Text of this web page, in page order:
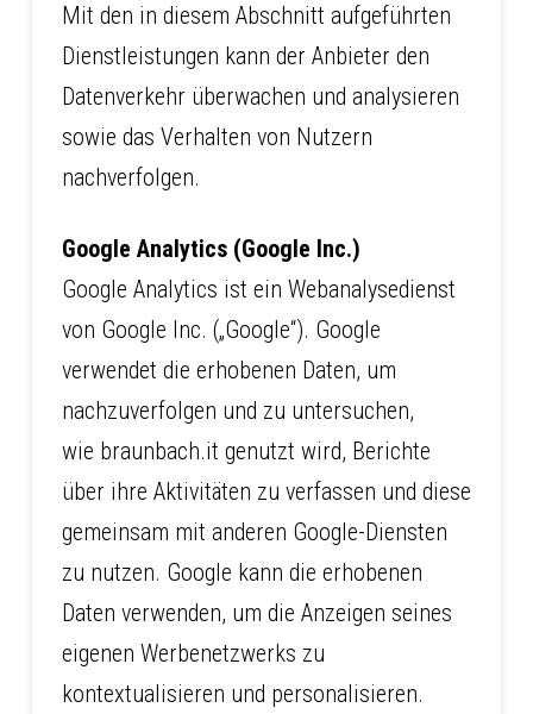
Mit den in diesem Abschnitt aufgeführten
Dienstleistungen kann der Anbieter den
Datenverkehr überwachen und analysieren
sowie das Verhalten von Nutzern
nachverfolgen.
Google Analytics (Google Inc.)
Google Analytics ist ein Webanalysedienst
von Google Inc. („Google“). Google
verwendet die erhobenen Daten, um
nachzuverfolgen und zu untersuchen,
wie braunbach.it genutzt wird, Berichte
über ihre Aktivitäten zu verfassen und diese
gemeinsam mit anderen Google-Diensten
zu nutzen. Google kann die erhobenen
Daten verwenden, um die Anzeigen seines
eigenen Werbenetzwerks zu
kontextualisieren und personalisieren.